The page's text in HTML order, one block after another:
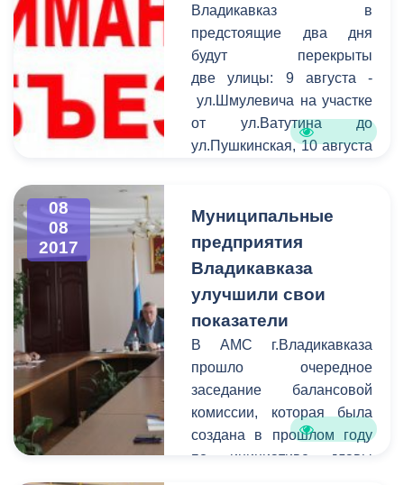
Владикавказ в
предстоящие два дня
будут перекрыты
две улицы: 9 августа -
ул.Шмулевича на участке
от ул.Ватутина до
ул.Пушкинская, 10 августа
до ул.Баракова. Просим
участников дорожного
отнестись к ситуации и
заранее искать пути
объезда.
08
08
2017
Муниципальные
предприятия
Владикавказа
улучшили свои
показатели
В АМС г.Владикавказа
прошло очередное
заседание балансовой
комиссии, которая была
создана в прошлом году
по инициативе главы